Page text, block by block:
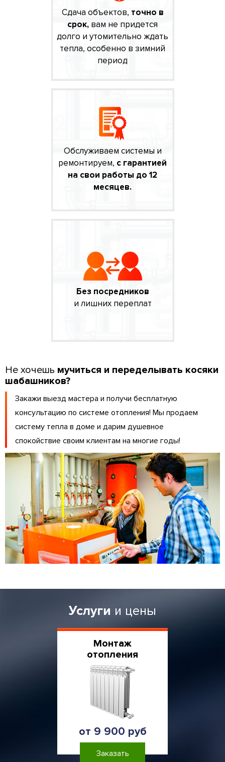
Сдача объектов, точно в
срок, вам не придется
долго и утомительно ждать
тепла, особенно в зимний
период
Обслуживаем системы и
ремонтируем, с гарантией
на свои работы до 12
месяцев.
Без посредников
и лишних переплат
Не хочешь мучиться и переделывать косяки
шабашников?
Закажи выезд мастера и получи бесплатную
консультацию по системе отопления! Мы продаем
систему тепла в доме и дарим душевное
спокойствие своим клиентам на многие годы!
Услуги и цены
Монтаж
отопления
от 9 900 руб
Заказать